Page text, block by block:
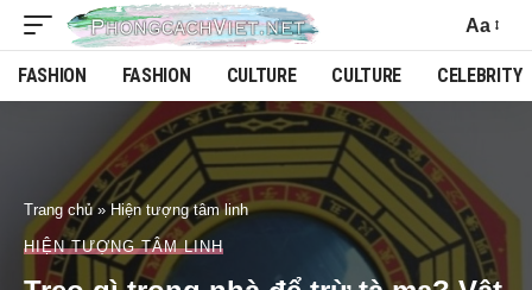
Aa
FASHION FASHION CULTURE CULTURE CELEBRITY
Trang chủ»Hiện tượng tâm linh
HIỆN TƯỢNG TÂM LINH